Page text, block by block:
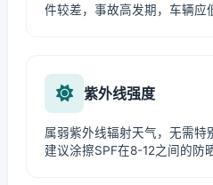
件较差，事故高发期，车辆应
紫外线强度
属弱紫外线辐射天气，无需特
建议涂擦SPF在8-12之间的防